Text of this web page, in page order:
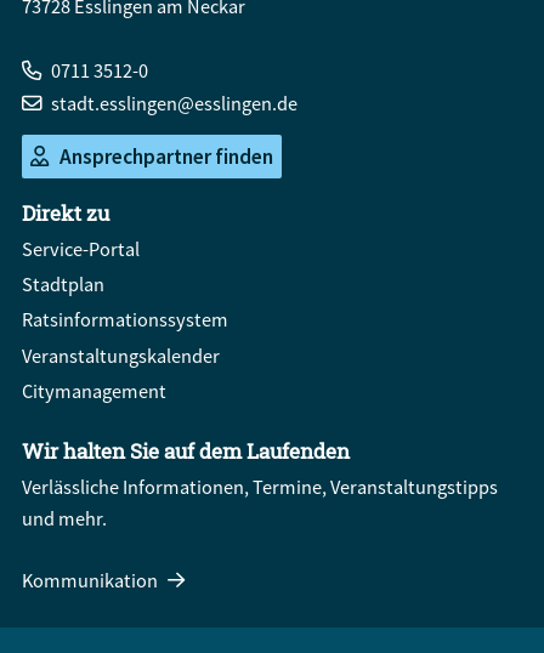
73728 Esslingen am Neckar
0711 3512-0
stadt.esslingen@esslingen.de
Ansprechpartner finden
Direkt zu
Service-Portal
Stadtplan
Ratsinformationssystem
Veranstaltungskalender
Citymanagement
Wir halten Sie auf dem Laufenden
Verlässliche Informationen, Termine, Veranstaltungstipps
und mehr.
Kommunikation